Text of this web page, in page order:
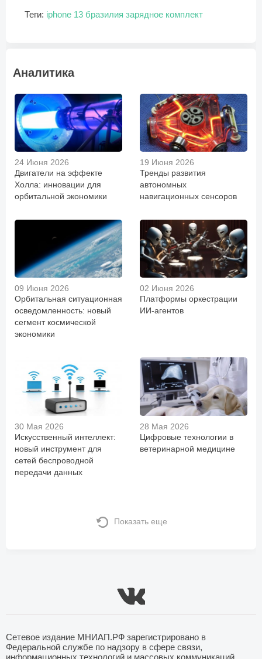
Теги: iphone 13 бразилия зарядное комплект
Аналитика
24 Июня 2026
Двигатели на эффекте
Холла: инновации для
орбитальной экономики
19 Июня 2026
Тренды развития
автономных
навигационных сенсоров
09 Июня 2026
Орбитальная ситуационная
осведомленность: новый
сегмент космической
экономики
02 Июня 2026
Платформы оркестрации
ИИ-агентов
30 Мая 2026
Искусственный интеллект:
новый инструмент для
сетей беспроводной
передачи данных
28 Мая 2026
Цифровые технологии в
ветеринарной медицине
Показать еще
Сетевое издание МНИАП.РФ зарегистрировано в
Федеральной службе по надзору в сфере связи,
информационных технологий и массовых коммуникаций